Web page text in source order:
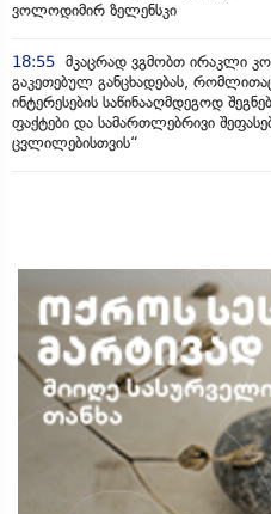
ვოლოდიმირ ზელენსკი
18:55 მკაცრად ვგმობთ ირაკლი
გაკეთებულ განცხადებას,
ინტერესების საწინააღმდეგოდ
ფაქტები და სამართლებრივი
ცვლილებისთვის“